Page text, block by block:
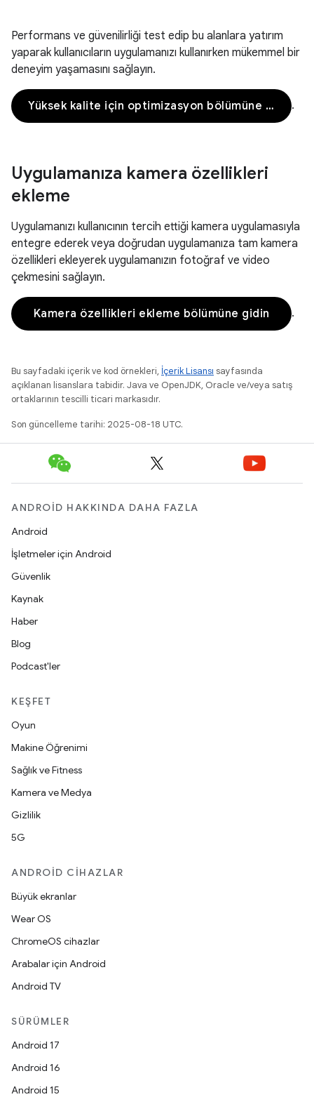
Performans ve güvenilirliği test edip bu alanlara yatırım
yaparak kullanıcıların uygulamanızı kullanırken mükemmel bir
deneyim yaşamasını sağlayın.
Yüksek kalite için optimizasyon bölümüne gidin .
Uygulamanıza kamera özellikleri
ekleme
Uygulamanızı kullanıcının tercih ettiği kamera uygulamasıyla
entegre ederek veya doğrudan uygulamanıza tam kamera
özellikleri ekleyerek uygulamanızın fotoğraf ve video
çekmesini sağlayın.
Kamera özellikleri ekleme bölümüne gidin .
Bu sayfadaki içerik ve kod örnekleri, İçerik Lisansı sayfasında
açıklanan lisanslara tabidir. Java ve OpenJDK, Oracle ve/veya satış
ortaklarının tescilli ticari markasıdır.
Son güncelleme tarihi: 2025-08-18 UTC.
ANDROID HAKKINDA DAHA FAZLA
Android
İşletmeler için Android
Güvenlik
Kaynak
Haber
Blog
Podcast'ler
KEŞFET
Oyun
Makine Öğrenimi
Sağlık ve Fitness
Kamera ve Medya
Gizlilik
5G
ANDROID CIHAZLAR
Büyük ekranlar
Wear OS
ChromeOS cihazlar
Arabalar için Android
Android TV
SÜRÜMLER
Android 17
Android 16
Android 15